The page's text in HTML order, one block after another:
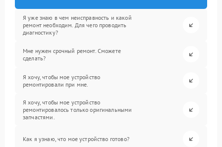
Я уже знаю в чем неисправность и какой
ремонт необходим. Для чего проводить
диагностику?
Мне нужен срочный ремонт. Сможете
сделать?
Я хочу, чтобы мое устройство
ремонтировали при мне.
Я хочу, чтобы мое устройство
ремонтировалось только оригинальными
запчастями.
Как я узнаю, что мое устройство готово?